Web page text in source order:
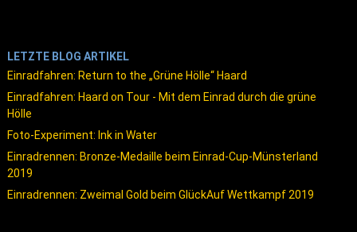
LETZTE BLOG ARTIKEL
Einradfahren: Return to the „Grüne Hölle“ Haard
Einradfahren: Haard on Tour - Mit dem Einrad durch die grüne
Hölle
Foto-Experiment: Ink in Water
Einradrennen: Bronze-Medaille beim Einrad-Cup-Münsterland
2019
Einradrennen: Zweimal Gold beim GlückAuf Wettkampf 2019